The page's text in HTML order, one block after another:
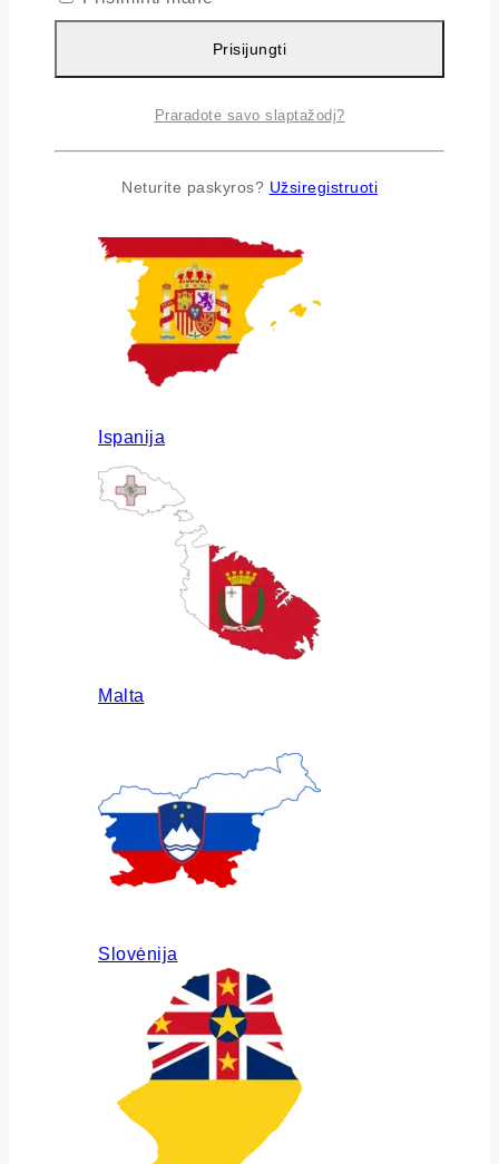
Airija
Ispanija
Malta
Slovėnija
Prisijungti
Praradote savo slaptažodį?
Neturite paskyros? Užsiregistruoti